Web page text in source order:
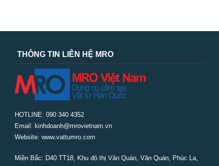
THÔNG TIN LIÊN HỆ MRO
HOTLINE: 090 340 4352
Email: kinhdoanh@mrovietnam.vn
Website: www.vattumro.com
Miền Bắc: D40 TT18, Khu đô thị Văn Quán, Văn Quán, Phúc La,